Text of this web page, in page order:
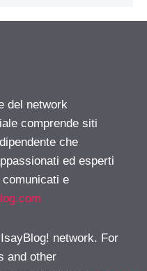
del network
comprende siti
che
ed esperti
e
network. For
and other